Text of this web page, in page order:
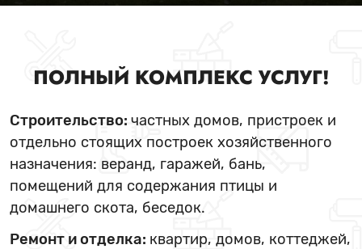
ПОЛНЫЙ КОМПЛЕКС УСЛУГ!
Строительство: частных домов, пристроек и
отдельно стоящих построек хозяйственного
назначения: веранд, гаражей, бань,
помещений для содержания птицы и
домашнего скота, беседок.
Ремонт и отделка: квартир, домов, коттеджей,